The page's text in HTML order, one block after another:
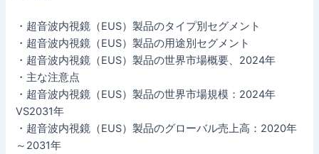
・超音波内視鏡（EUS）製品のタイプ別セグメント
・超音波内視鏡（EUS）製品の用途別セグメント
・超音波内視鏡（EUS）製品の世界市場概要、2024年
・主な注意点
・超音波内視鏡（EUS）製品の世界市場規模：2024年
VS2031年
・超音波内視鏡（EUS）製品のグローバル売上高：2020年
～2031年